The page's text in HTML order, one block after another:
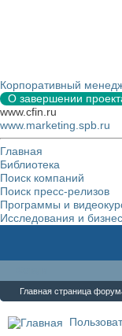
Корпоративный
О завершении
www.cfin.ru
www.marketing.spb.ru
Главная
Библиотека
Поиск компаний
Поиск пресс-релизов
Программы и
Исследования и
Главная страница